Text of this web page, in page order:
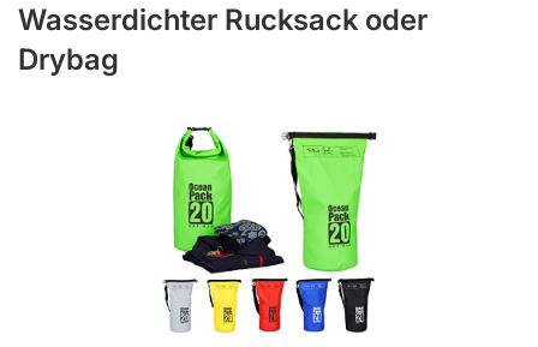
Wasserdichter Rucksack oder
Drybag